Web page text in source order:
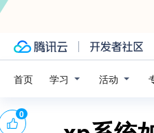
首页 学习 活动
0